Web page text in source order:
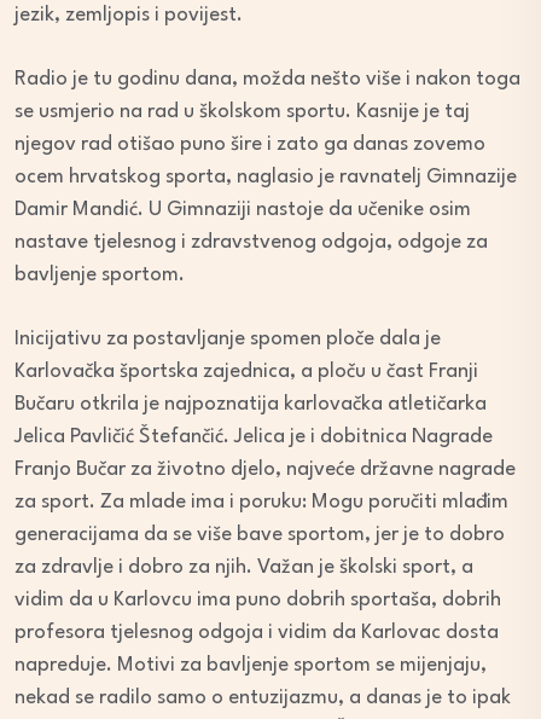
jezik, zemljopis i povijest.
Radio je tu godinu dana, možda nešto više i nakon toga
se usmjerio na rad u školskom sportu. Kasnije je taj
njegov rad otišao puno šire i zato ga danas zovemo
ocem hrvatskog sporta, naglasio je ravnatelj Gimnazije
Damir Mandić. U Gimnaziji nastoje da učenike osim
nastave tjelesnog i zdravstvenog odgoja, odgoje za
bavljenje sportom.
Inicijativu za postavljanje spomen ploče dala je
Karlovačka športska zajednica, a ploču u čast Franji
Bučaru otkrila je najpoznatija karlovačka atletičarka
Jelica Pavličić Štefančić. Jelica je i dobitnica Nagrade
Franjo Bučar za životno djelo, najveće državne nagrade
za sport. Za mlade ima i poruku: Mogu poručiti mlađim
generacijama da se više bave sportom, jer je to dobro
za zdravlje i dobro za njih. Važan je školski sport, a
vidim da u Karlovcu ima puno dobrih sportaša, dobrih
profesora tjelesnog odgoja i vidim da Karlovac dosta
napreduje. Motivi za bavljenje sportom se mijenjaju,
nekad se radilo samo o entuzijazmu, a danas je to ipak